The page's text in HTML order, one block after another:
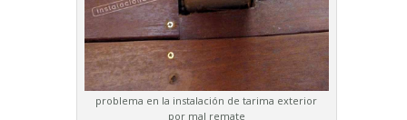
problema en la instalación de tarima exterior
por mal remate